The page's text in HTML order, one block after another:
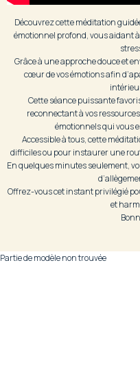
Découvrez cette méditation
émotionnel profond, vous aidant
Grâce à une approche douce et
cœur de vos émotions afin
Cette séance puissante
reconnectant à vos
émotionnels qui vous
Accessible à tous, cette
difficiles ou pour instaurer une
En quelques minutes seulement,
Offrez-vous cet instant privilégié
et
Partie de modèle non trouvée